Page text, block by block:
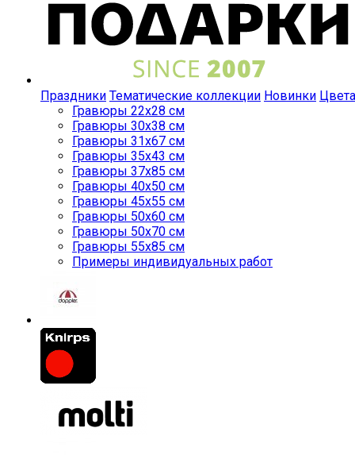
Праздники Тематические коллекции Новинки Цвета
Гравюры 22x28 см
Гравюры 30x38 см
Гравюры 31x67 см
Гравюры 35x43 см
Гравюры 37x85 см
Гравюры 40x50 см
Гравюры 45x55 см
Гравюры 50x60 см
Гравюры 50x70 см
Гравюры 55x85 см
Примеры индивидуальных работ